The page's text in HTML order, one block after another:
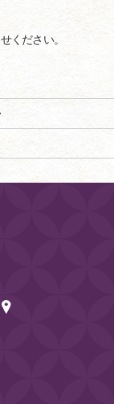
ください。